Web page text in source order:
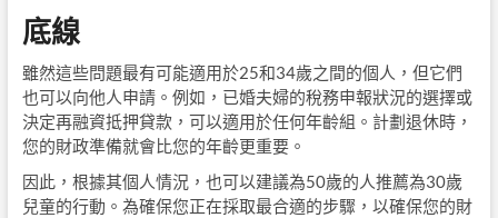
底線
雖然這些問題最有可能適用於25和34歲之間的個人，但它們
也可以向他人申請。例如，已婚夫婦的稅務申報狀況的選擇或
決定再融資抵押貸款，可以適用於任何年齡組。計劃退休時，
您的財政準備就會比您的年齡更重要。
因此，根據其個人情況，也可以建議為50歲的人推薦為30歲
兒童的行動。為確保您正在採取最合適的步驟，以確保您的財